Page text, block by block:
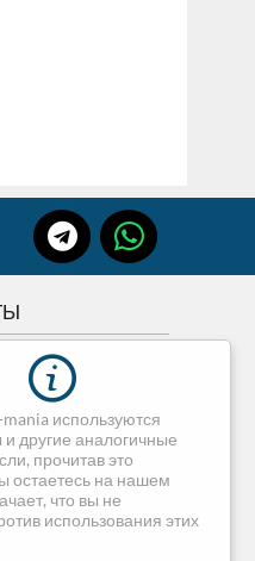
используются
другие аналогичные
прочитав это
остаетесь на нашем
что вы не
использования этих
84
507
75-07